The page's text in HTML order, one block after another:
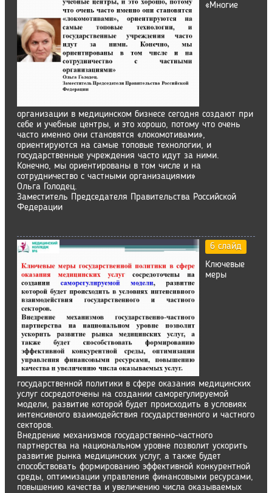
«Многие
организации в медицинском бизнесе сегодня создают при
себе и учебные центры, и это хорошо, потому что очень
часто именно они становятся «локомотивами»,
ориентируются на самые топовые технологии, и
государственные учреждения часто идут за ними.
Конечно, мы ориентированы в том числе и на
сотрудничество с частными организациями»
Ольга Голодец.
Заместитель Председателя Правительства Российской
Федерации
6 слайд
Ключевые
меры
государственной политики в сфере оказания медицинских
услуг сосредоточены на создании саморегулируемой
модели, развитие которой будет происходить в условиях
интенсивного взаимодействия государственного и частного
секторов.
Внедрение механизмов государственно-частного
партнерства на национальном уровне позволит ускорить
развитие рынка медицинских услуг, а также будет
способствовать формированию эффективной конкурентной
среды, оптимизации управления финансовыми ресурсами,
повышению качества и увеличению числа оказываемых